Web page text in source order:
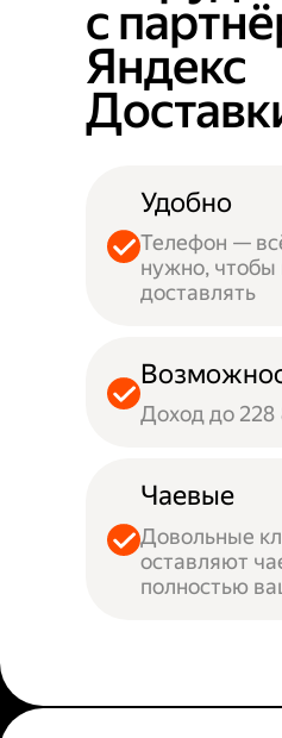
с
Яндекс
Удобно
Телефон —
нужно, чтобы
доставлять
Доход до 228
Чаевые
Довольные
оставляют
полностью